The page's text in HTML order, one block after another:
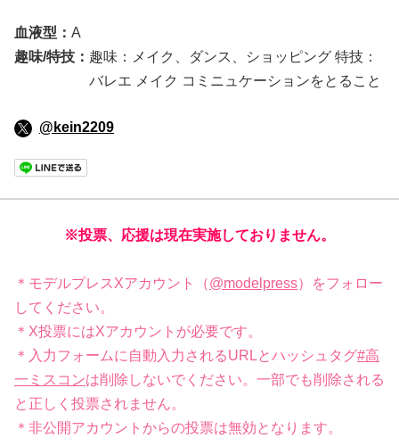
血液型： A
趣味/特技： 趣味：メイク、ダンス、ショッピング 特技：
バレエ メイク コミニュケーションをとること
@kein2209
※投票、応援は現在実施しておりません。
＊モデルプレスXアカウント（@modelpress）をフォロー
してください。
＊X投票にはXアカウントが必要です。
＊入力フォームに自動入力されるURLとハッシュタグ#高
一ミスコンは削除しないでください。一部でも削除される
と正しく投票されません。
＊非公開アカウントからの投票は無効となります。